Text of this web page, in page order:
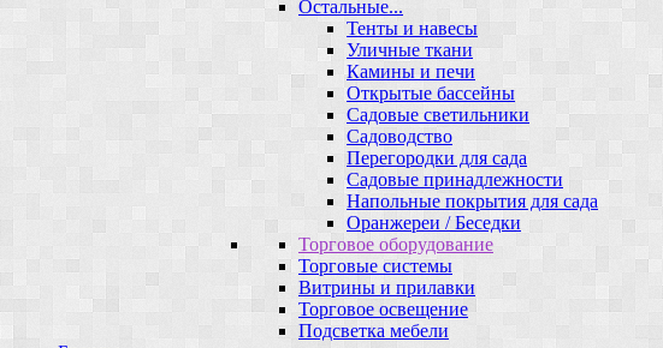
Остальные...
Тенты и навесы
Уличные ткани
Камины и печи
Открытые бассейны
Садовые светильники
Садоводство
Перегородки для сада
Садовые принадлежности
Напольные покрытия для сада
Оранжереи / Беседки
Торговое оборудование
Торговые системы
Витрины и прилавки
Торговое освещение
Подсветка мебели